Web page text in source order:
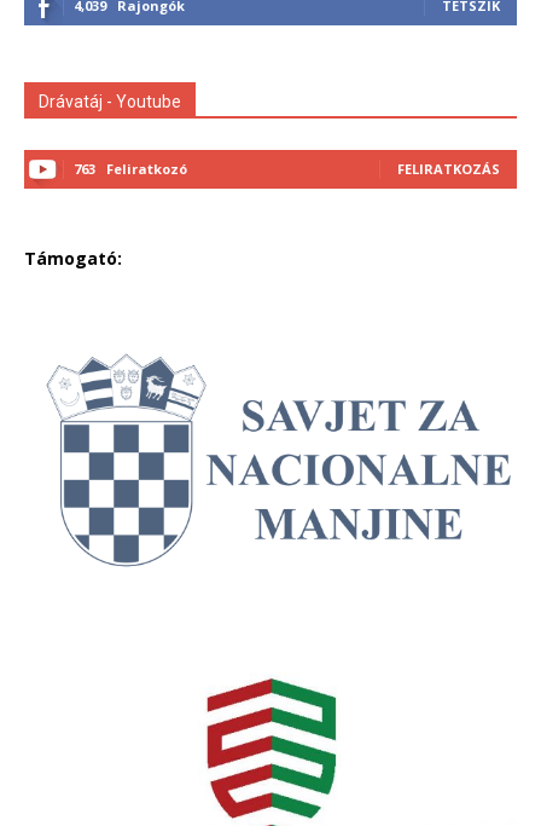
4,039 Rajongók TETSZIK
Drávatáj - Youtube
763 Feliratkozó FELIRATKOZÁS
Támogató: